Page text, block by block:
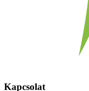
Kapcsolat